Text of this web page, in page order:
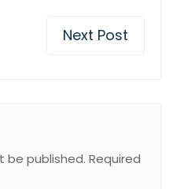
Next Post
be published. Required